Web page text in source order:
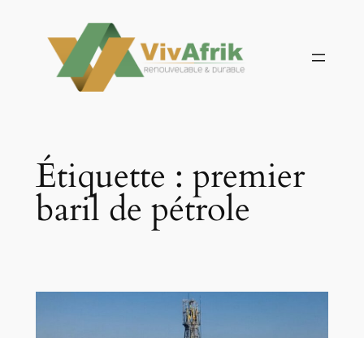
contenu
Étiquette : premier
baril de pétrole